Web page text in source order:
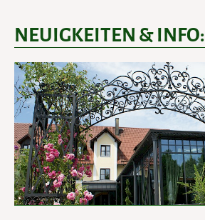
NEUIGKEITEN & INFO: